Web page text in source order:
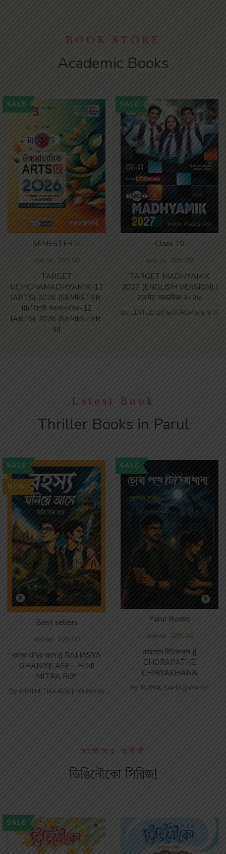
BOOK STORE
Academic Books
SALE
TARGET
UCHCHAMADHYAMIK-12
(ARTS) 2026 (SEMESTER-
III)/ টার্গেট উচ্চমাধ্যমিক-12
(ARTS) 2026 (SEMESTER-
III)
SEMESTER III
390.00 293.00
SALE
TARGET MADHYAMIK
2027 (ENGLISH VERSION) /
टारगेट माध्यमिक २०२७
Class 10
600.00 480.00
By EDITED BY GOURDAS SAHA
Latest Book
Thriller Books in Parul
SALE
NEW
রহস্য ঘনিয়ে আসে || RAHASYA
GHANIYE ASE – HIMI
MITRA ROY
Best sellers
300.00 225.00
By HIMI MITRA ROY || হিমি মিত্র রায়
SALE
চোরাপথে চিড়িয়াখানা ||
CHORAPATHE
CHIRYAKHANA
Parul Books
380.00 285.00
By RUPAK SAHA || রূপক সাহা
ছোটোদের বার্ষিকী
ডিঙিনৌকো সিরিজ!
SALE